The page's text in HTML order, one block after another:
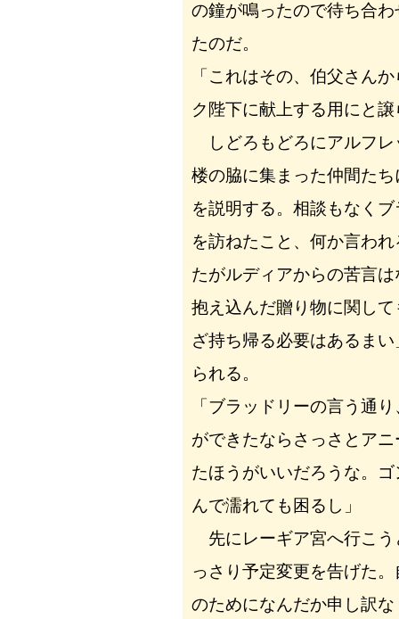
の鐘が鳴ったので待ち合
たのだ。
「これはその、伯父さん
ク陛下に献上する用にと
しどろもどろにアルフレ
楼の脇に集まった仲間た
を説明する。相談もなく
を訪ねたこと、何か言わ
たがルディアからの苦言
抱え込んだ贈り物に関し
ざ持ち帰る必要はあるま
られる。
「ブラッドリーの言う通
ができたならさっさとア
たほうがいいだろうな。
んで濡れても困るし」
先にレーギア宮へ行こう
っさり予定変更を告げた
のためになんだか申し訳